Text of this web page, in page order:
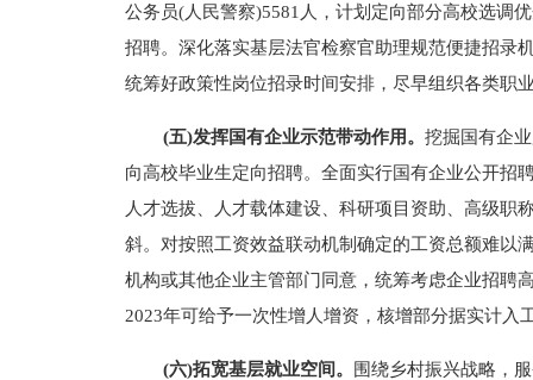
公务员(人民警察)5581人，计划定向部分高校选调
招聘。深化落实基层法官检察官助理规范便捷招录
统筹好政策性岗位招录时间安排，尽早组织各类职
(五)发挥国有企业示范带动作用。 挖掘国有企
向高校毕业生定向招聘。全面实行国有企业公开招
人才选拔、人才载体建设、科研项目资助、高级职
斜。对按照工资效益联动机制确定的工资总额难以
机构或其他企业主管部门同意，统筹考虑企业招聘
2023年可给予一次性增人增资，核增部分据实计入
(六)拓宽基层就业空间。 围绕乡村振兴战略，